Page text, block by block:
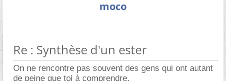
moco
Re : Synthèse d'un ester
On ne rencontre pas souvent des gens qui ont autant
de peine que toi à comprendre.